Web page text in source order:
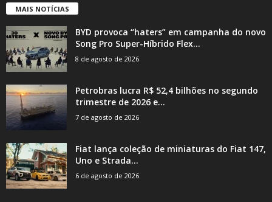
MAIS NOTÍCIAS
BYD provoca “haters” em campanha do novo
Song Pro Super-Híbrido Flex...
8 de agosto de 2026
Petrobras lucra R$ 52,4 bilhões no segundo
trimestre de 2026 e...
7 de agosto de 2026
Fiat lança coleção de miniaturas do Fiat 147,
Uno e Strada...
6 de agosto de 2026